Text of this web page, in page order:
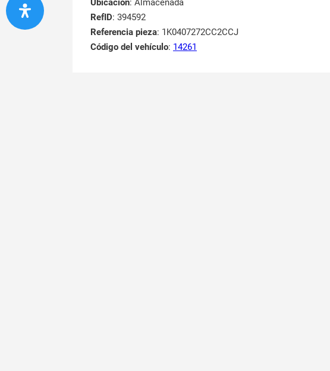
RefID: 394592
Referencia pieza: 1K0407272CC2CCJ
Código del vehículo: 14261